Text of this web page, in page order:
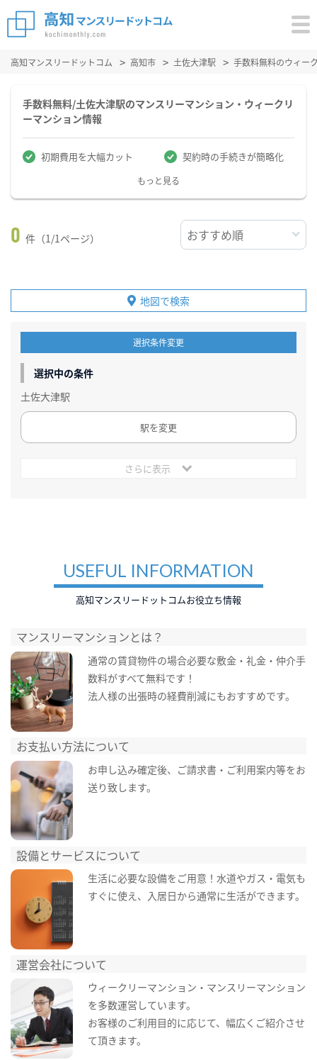
高知マンスリードットコム 高知市 土佐大津駅 手数料無料のウィー
手数料無料/土佐大津駅のマンスリーマンション・ウィークリ
ーマンション情報
初期費用を大幅カット 契約時の手続きが簡略化
もっと見る
0 件（1/1ページ）
地図で検索
選択条件変更
選択中の条件
土佐大津駅
駅を変更
さらに表示
USEFUL INFORMATION
高知マンスリードットコムお役立ち情報
マンスリーマンションとは？
通常の賃貸物件の場合必要な敷金・礼金・仲介手
数料がすべて無料です！
法人様の出張時の経費削減にもおすすめです。
お支払い方法について
お申し込み確定後、ご請求書・ご利用案内等をお
送り致します。
設備とサービスについて
生活に必要な設備をご用意！水道やガス・電気も
すぐに使え、入居日から通常に生活ができます。
運営会社について
ウィークリーマンション・マンスリーマンション
を多数運営しています。
お客様のご利用目的に応じて、幅広くご紹介させ
て頂きます。